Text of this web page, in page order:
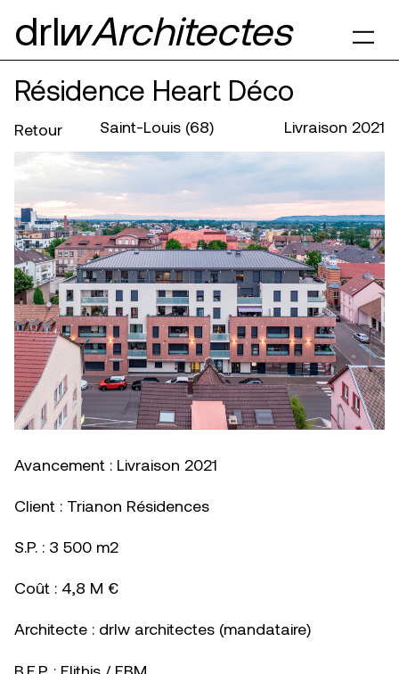
drl§Architectes
Résidence Heart Déco
Retour Saint-Louis (68) Livraison 2021
Avancement : Livraison 2021
Client : Trianon Résidences
S.P. : 3 500 m2
Coût : 4,8 M €
Architecte : drlw architectes (mandataire)
B.E.P. : Elithis / EBM